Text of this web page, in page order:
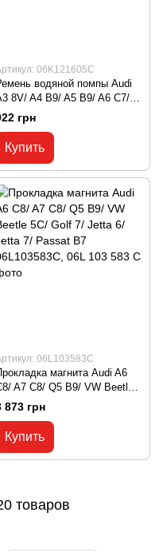
06K121605C
водяной помпы Audi
8V/ A4 B9/ A5 B9/ A6 C7/
C8/ A7 C8/ Q7 4M/ TT MK3/
Seat Ateca KH7 06K121605C,
121 605 C
грн
Купить
06L103583C
магнита Audi A6
A7 C8/ Q5 B9/ VW Beetle
Golf 7/ Jetta 6/ Jetta 7/
Passat B7 06L103583C, 06L
583 C
873 грн
Купить
товаров